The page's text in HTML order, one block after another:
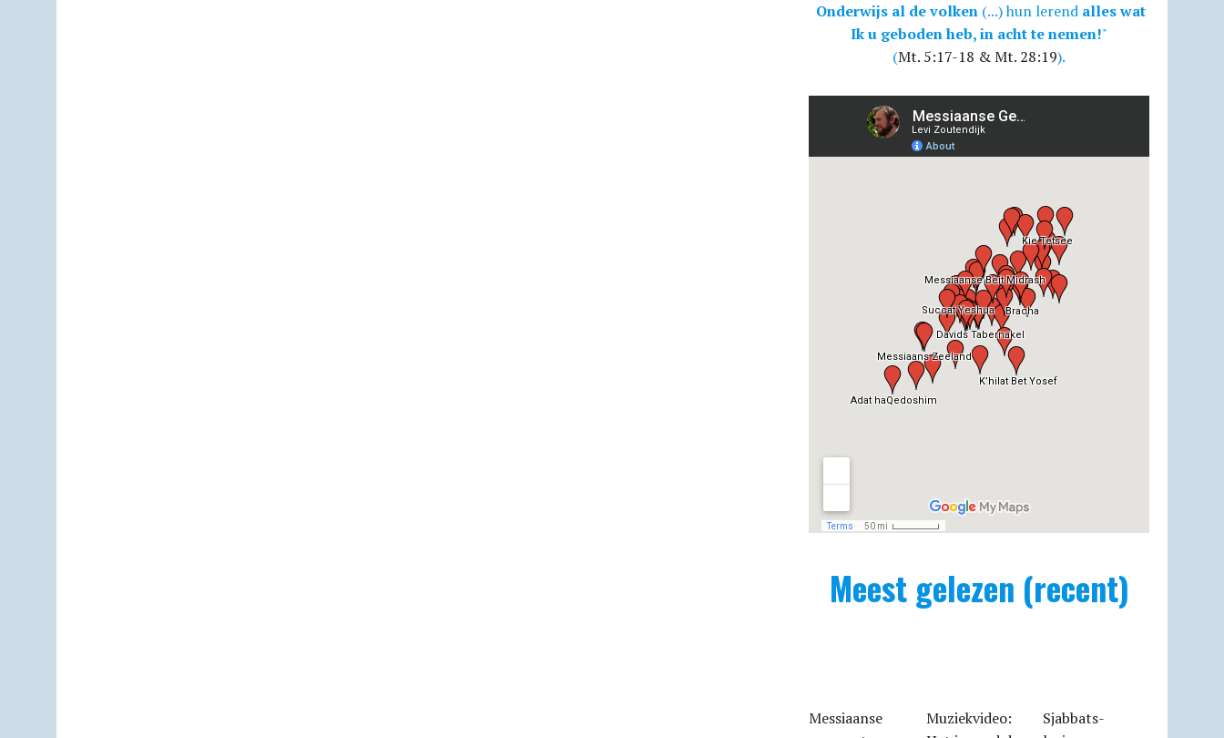
Onderwijs al de volken (...) hun lerend alles wat
Ik u geboden heb, in acht te nemen!"
(Mt. 5:17-18 & Mt. 28:19).
Meest gelezen (recent)
Messiaanse
Muziekvideo:
Sjabbats­